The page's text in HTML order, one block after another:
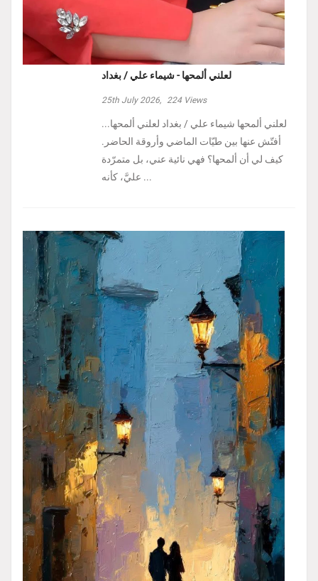
لعلني ألمحها - شيماء علي / بغداد
25th July 2026, 224Views
لعلني ألمحها شيماء علي / بغداد لعلني ألمحها...
أفتّش عنها بين طيّات الماضي وأروقة الحاضر.
كيف لي أن ألمحها؟ فهي نائية عني، بل متمرّدة
عليَّ، كأنه ...